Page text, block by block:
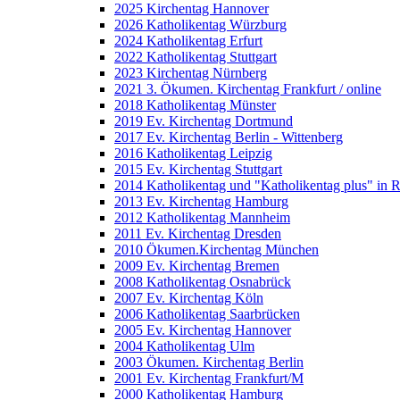
2025 Kirchentag Hannover
2026 Katholikentag Würzburg
2024 Katholikentag Erfurt
2022 Katholikentag Stuttgart
2023 Kirchentag Nürnberg
2021 3. Ökumen. Kirchentag Frankfurt / online
2018 Katholikentag Münster
2019 Ev. Kirchentag Dortmund
2017 Ev. Kirchentag Berlin - Wittenberg
2016 Katholikentag Leipzig
2015 Ev. Kirchentag Stuttgart
2014 Katholikentag und "Katholikentag plus" in
2013 Ev. Kirchentag Hamburg
2012 Katholikentag Mannheim
2011 Ev. Kirchentag Dresden
2010 Ökumen.Kirchentag München
2009 Ev. Kirchentag Bremen
2008 Katholikentag Osnabrück
2007 Ev. Kirchentag Köln
2006 Katholikentag Saarbrücken
2005 Ev. Kirchentag Hannover
2004 Katholikentag Ulm
2003 Ökumen. Kirchentag Berlin
2001 Ev. Kirchentag Frankfurt/M
2000 Katholikentag Hamburg